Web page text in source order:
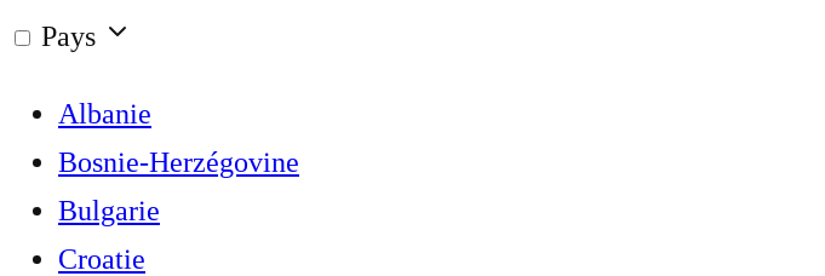
Pays
Albanie
Bosnie-Herzégovine
Bulgarie
Croatie